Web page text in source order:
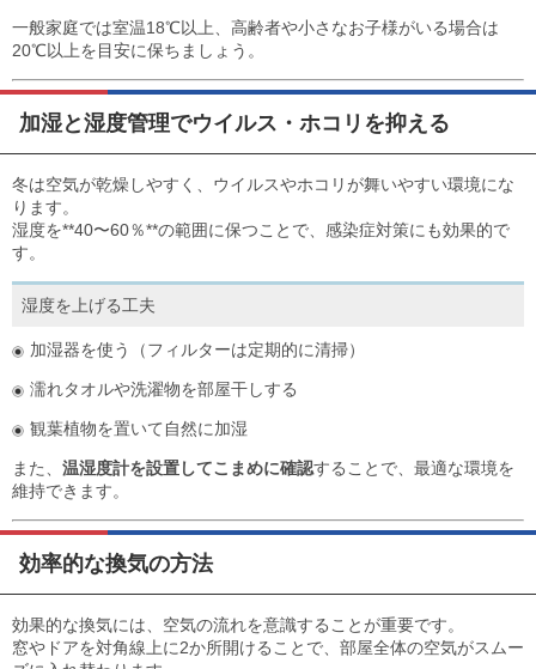
一般家庭では室温18℃以上、高齢者や小さなお子様がいる場合は
20℃以上を目安に保ちましょう。
加湿と湿度管理でウイルス・ホコリを抑える
冬は空気が乾燥しやすく、ウイルスやホコリが舞いやすい環境にな
ります。
湿度を**40〜60％**の範囲に保つことで、感染症対策にも効果的で
す。
湿度を上げる工夫
加湿器を使う（フィルターは定期的に清掃）
濡れタオルや洗濯物を部屋干しする
観葉植物を置いて自然に加湿
また、 温湿度計を設置してこまめに確認することで、最適な環境を
維持できます。
効率的な換気の方法
効果的な換気には、空気の流れを意識することが重要です。
窓やドアを対角線上に2か所開けることで、部屋全体の空気がスムー